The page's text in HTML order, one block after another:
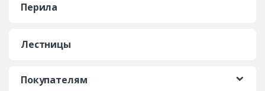
Перила
Лестницы
Покупателям